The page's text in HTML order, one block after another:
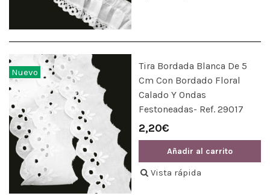
Nuevo
Tira Bordada Blanca De 5
Cm Con Bordado Floral
Calado Y Ondas
Festoneadas- Ref. 29017
2,20€
Añadir al carrito
Vista rápida